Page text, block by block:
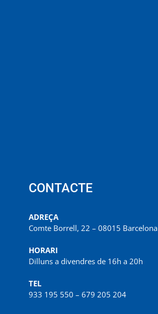
CONTACTE
ADREÇA
Comte Borrell, 22 – 08015 Barcelona
HORARI
Dilluns a divendres de 16h a 20h
TEL
933 195 550 – 679 205 204